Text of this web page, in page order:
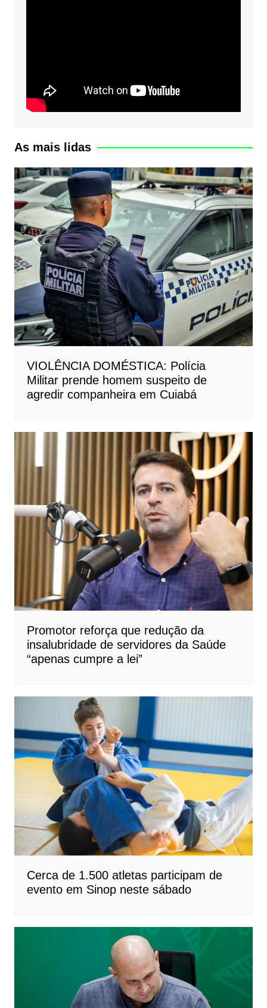
As mais lidas
VIOLÊNCIA DOMÉSTICA: Polícia
Militar prende homem suspeito de
agredir companheira em Cuiabá
Promotor reforça que redução da
insalubridade de servidores da Saúde
“apenas cumpre a lei”
Cerca de 1.500 atletas participam de
evento em Sinop neste sábado